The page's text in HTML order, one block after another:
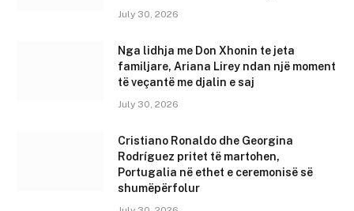
July 30, 2026
Nga lidhja me Don Xhonin te jeta
familjare, Ariana Lirey ndan një moment
të veçantë me djalin e saj
July 30, 2026
Cristiano Ronaldo dhe Georgina
Rodríguez pritet të martohen,
Portugalia në ethet e ceremonisë së
shumëpërfolur